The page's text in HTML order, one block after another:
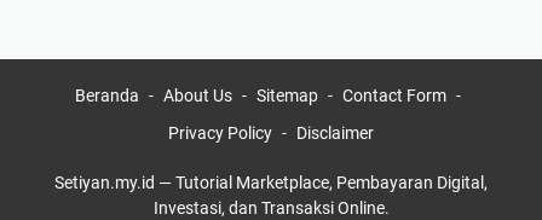
Beranda About Us Sitemap
Contact Form
Privacy Policy
Disclaimer
Setiyan.my.id — Tutorial Marketplace, Pembayaran Digital,
Investasi, dan Transaksi Online.